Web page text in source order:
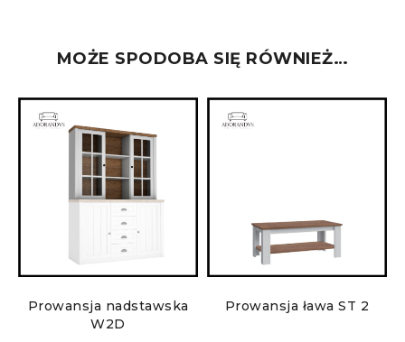
MOŻE SPODOBA SIĘ RÓWNIEŻ…
Prowansja nadstawska
W2D
Prowansja ława ST 2